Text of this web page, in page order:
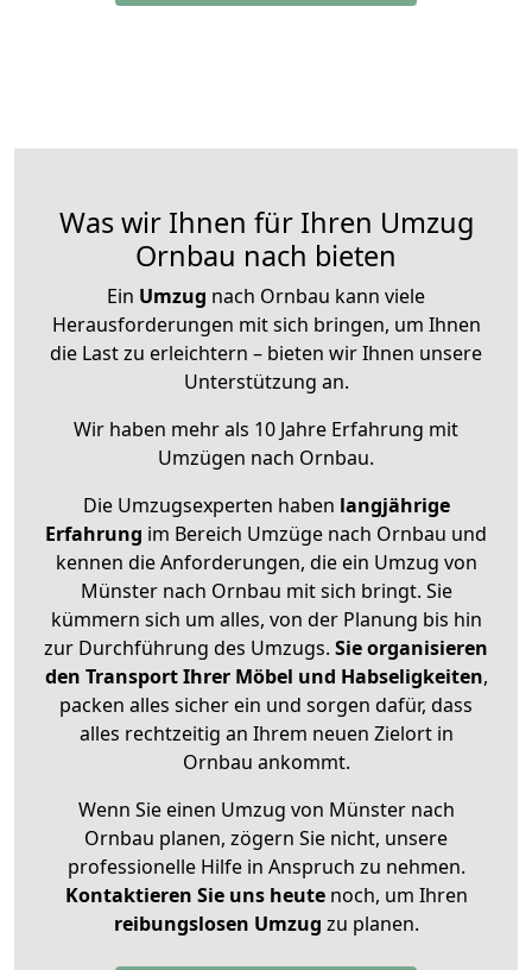
Was wir Ihnen für Ihren Umzug
Ornbau nach bieten
Ein Umzug nach Ornbau kann viele
Herausforderungen mit sich bringen, um Ihnen
die Last zu erleichtern – bieten wir Ihnen unsere
Unterstützung an.
Wir haben mehr als 10 Jahre Erfahrung mit
Umzügen nach Ornbau.
Die Umzugsexperten haben langjährige
Erfahrung im Bereich Umzüge nach Ornbau und
kennen die Anforderungen, die ein Umzug von
Münster nach Ornbau mit sich bringt. Sie
kümmern sich um alles, von der Planung bis hin
zur Durchführung des Umzugs. Sie organisieren
den Transport Ihrer Möbel und Habseligkeiten,
packen alles sicher ein und sorgen dafür, dass
alles rechtzeitig an Ihrem neuen Zielort in
Ornbau ankommt.
Wenn Sie einen Umzug von Münster nach
Ornbau planen, zögern Sie nicht, unsere
professionelle Hilfe in Anspruch zu nehmen.
Kontaktieren Sie uns heutenoch, um Ihren
reibungslosen Umzug zu planen.